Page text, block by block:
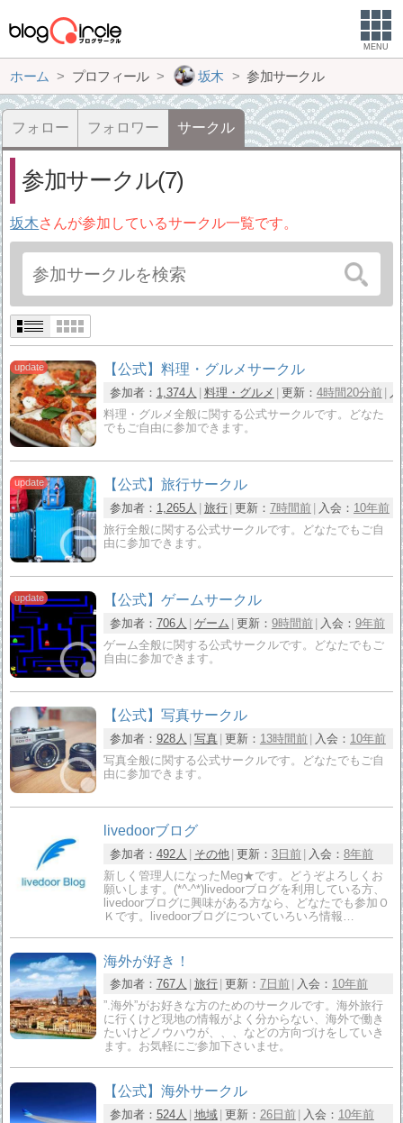
MENU
ホーム プロフィール 坂木 参加サークル
フォロー フォロワー サークル
参加サークル(7)
坂木さんが参加しているサークル一覧です。
【公式】料理・グルメサークル
参加者： 1,374人 料理・グルメ 更新： 4時間20分前
料理・グルメ全般に関する公式サークルです。どなた
でもご自由に参加できます。
【公式】旅行サークル
参加者： 1,265人 旅行 更新： 7時間前 入会： 10年前
旅行全般に関する公式サークルです。どなたでもご自
由に参加できます。
【公式】ゲームサークル
参加者： 706人 ゲーム 更新： 9時間前 入会： 9年前
ゲーム全般に関する公式サークルです。どなたでもご
自由に参加できます。
【公式】写真サークル
参加者： 928人 写真 更新： 13時間前 入会： 10年前
写真全般に関する公式サークルです。どなたでもご自
由に参加できます。
livedoorブログ
参加者： 492人 その他 更新： 3日前 入会： 8年前
新しく管理人になったMeg★です。どうぞよろしくお
願いします。(*^-^*)livedoorブログを利用している方、
livedoorブログに興味がある方なら、どなたでも参加Ｏ
Ｋです。livedoorブログについていろいろ情報…
海外が好き！
参加者： 767人 旅行 更新： 7日前 入会： 10年前
”.海外”がお好きな方のためのサークルです。海外旅行
に行くけど現地の情報がよく分からない、海外で働き
たいけどノウハウが、、、などの方向づけをしていき
ます。お気軽にご参加下さいませ。
【公式】海外サークル
参加者： 524人 地域 更新： 26日前 入会： 10年前